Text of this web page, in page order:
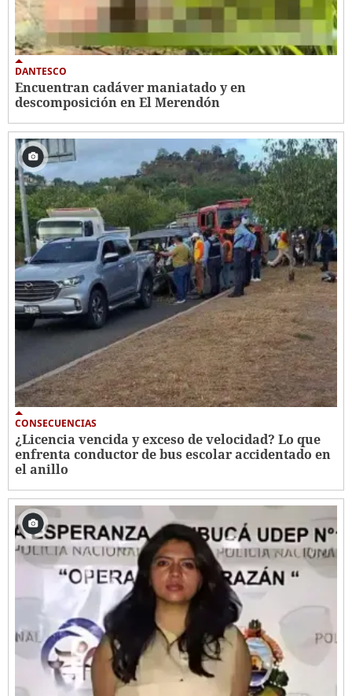
DANTESCO
Encuentran cadáver maniatado y en
descomposición en El Merendón
CONSECUENCIAS
¿Licencia vencida y exceso de velocidad? Lo que
enfrenta conductor de bus escolar accidentado en
el anillo